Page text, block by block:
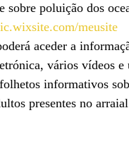
sobre poluição dos
meusite
aceder a
vários vídeos
informativos
presentes no